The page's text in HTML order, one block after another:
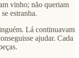
vinho; não queriam
estranha.
Lá continuavam
ajudar. Cada